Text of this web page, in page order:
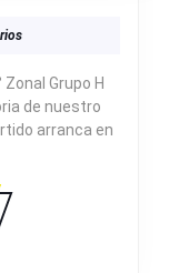
38-
JUNIOR
MASCULINO
Grupo H
de nuestro
arranca en